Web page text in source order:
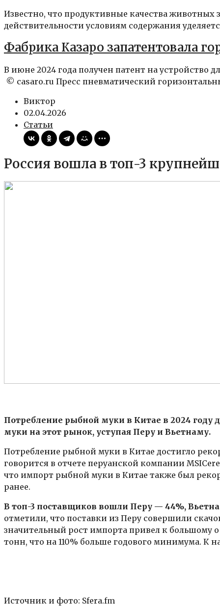
Известно, что продуктивные качества
действительности условиям содержания
Фабрика Казаро запатентовала
В июне 2024 года получен патент на устройство
© casaro.ru Пресс пневматический
Виктор
02.04.2026
Статьи
Россия вошла в топ-3
Потребление рыбной муки в Китае в 2024 году
муки на этот рынок, уступая Перу и Вьетнаму.
Потребление рыбной муки в Китае достигло
говорится в отчете перуанской компании
что импорт рыбной муки в Китае также был
ранее.
В топ-3 поставщиков вошли Перу — 44%,
отметили, что поставки из Перу совершили
значительный рост импорта привел к большому
тонн, что на 110% больше годового минимума. К
Источник и фото: Sfera.fm